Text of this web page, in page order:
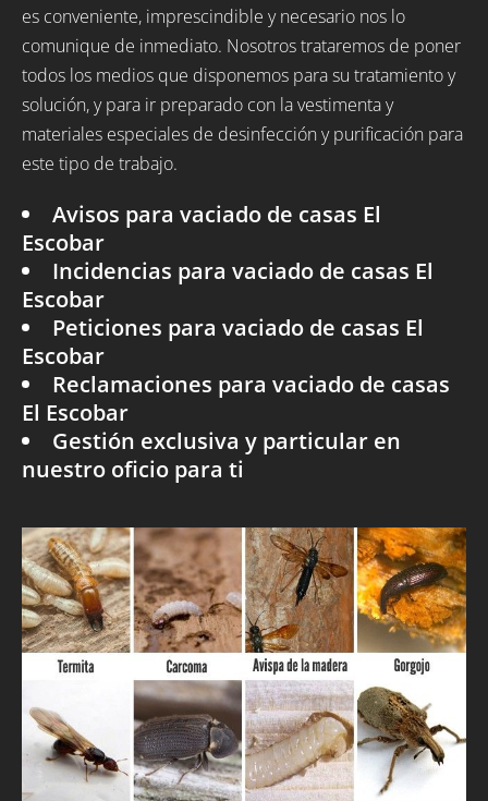
es conveniente, imprescindible y necesario nos lo
comunique de inmediato. Nosotros trataremos de poner
todos los medios que disponemos para su tratamiento y
solución, y para ir preparado con la vestimenta y
materiales especiales de desinfección y purificación para
este tipo de trabajo.
Avisos para vaciado de casas El
Escobar
Incidencias para vaciado de casas El
Escobar
Peticiones para vaciado de casas El
Escobar
Reclamaciones para vaciado de casas
El Escobar
Gestión exclusiva y particular en
nuestro oficio para ti